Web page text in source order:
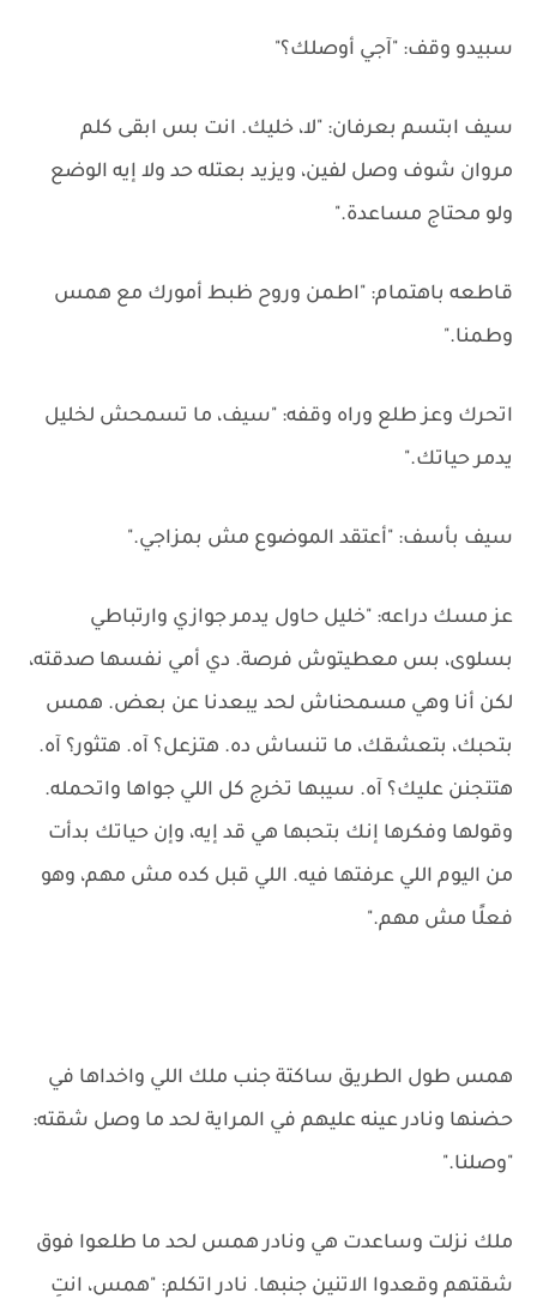
سبيدو وقف: "آجي أوصلك؟"
سيف ابتسم بعرفان: "لا، خليك. انت بس ابقى كلم
مروان شوف وصل لفين، ويزيد بعتله حد ولا إيه الوضع
ولو محتاج مساعدة."
قاطعه باهتمام: "اطمن وروح ظبط أمورك مع همس
وطمنا."
اتحرك وعز طلع وراه وقفه: "سيف، ما تسمحش لخليل
يدمر حياتك."
سيف بأسف: "أعتقد الموضوع مش بمزاجي."
عز مسك دراعه: "خليل حاول يدمر جوازي وارتباطي
بسلوى، بس معطيتوش فرصة. دي أمي نفسها صدقته،
لكن أنا وهي مسمحناش لحد يبعدنا عن بعض. همس
بتحبك، بتعشقك، ما تنساش ده. هتزعل؟ آه. هتثور؟ آه.
هتتجنن عليك؟ آه. سيبها تخرج كل اللي جواها واتحمله.
وقولها وفكرها إنك بتحبها هي قد إيه، وإن حياتك بدأت
من اليوم اللي عرفتها فيه. اللي قبل كده مش مهم، وهو
فعلًا مش مهم."
همس طول الطريق ساكتة جنب ملك اللي واخداها في
حضنها ونادر عينه عليهم في المراية لحد ما وصل شقته:
"وصلنا."
ملك نزلت وساعدت هي ونادر همس لحد ما طلعوا فوق
شقتهم وقعدوا الاتنين جنبها. نادر اتكلم: "همس، انتِ